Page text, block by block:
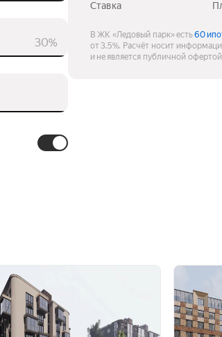
30%
Ставка
В ЖК «Ледовый парк» есть60
от 3.5%. Расчёт носит
и не является публичной